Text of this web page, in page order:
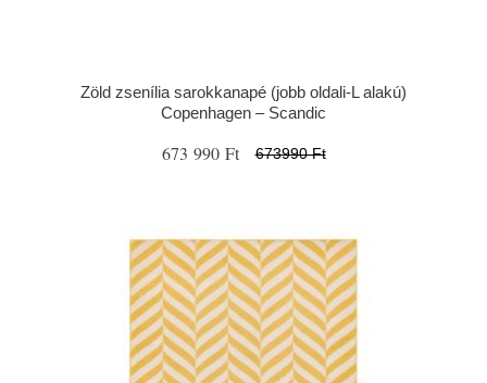
Zöld zsenília sarokkanapé (jobb oldali-L alakú)
Copenhagen – Scandic
673 990 Ft 673990 Ft